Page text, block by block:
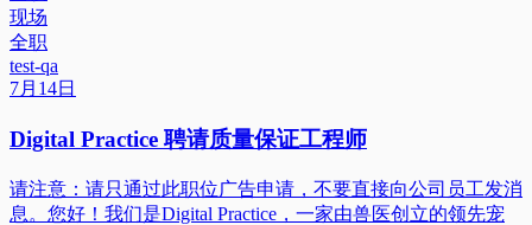
现场
全职
test-qa
7月14日
Digital Practice 聘请质量保证工程师
请注意：请只通过此职位广告申请，不要直接向公司员工发消
息。您好！我们是Digital Practice，一家由兽医创立的领先宠